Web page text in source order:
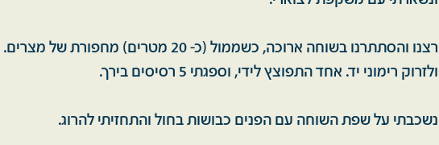
רצנו והסתתרנו בשוחה ארוכה, כשממול (כ- 20 מטרים)
ולזרוק רימוני יד. אחד התפוצץ לידי, וספגתי 5 רסיסים בירך.
נשכבתי על שפת השוחה עם הפנים כבושות בחול והתחזיתי להרוג.